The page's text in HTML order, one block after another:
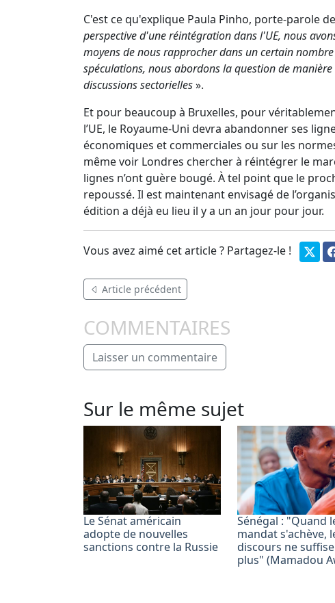
C'est ce qu'explique Paula Pinho, porte-parole
perspective d'une réintégration dans l'UE, nous
moyens de nous rapprocher dans un certain
spéculations, nous abordons la question de
discussions sectorielles».
Et pour beaucoup à Bruxelles, pour
l’UE, le Royaume-Uni devra abandonner ses
économiques et commerciales ou sur les
même voir Londres chercher à réintégrer le
lignes n’ont guère bougé. À tel point que le
repoussé. Il est maintenant envisagé de
édition a déjà eu lieu il y a un an jour pour jour.
Vous avez aimé cet article ? Partagez-le !
Article précédent
COMMENTAIRES
Laisser un commentaire
Sur le même sujet
Le Sénat américain
adopte de nouvelles
sanctions contre la Russie
Sénégal : "Quand
mandat s'achève,
discours ne
plus" (Mamadou